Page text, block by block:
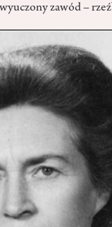
zawód –